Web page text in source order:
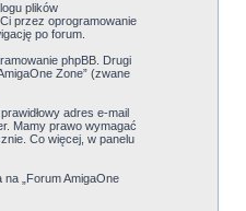
plików
przez oprogramowanie
po forum.
phpBB. Drugi
Zone” (zwane
adres e-mail
Mamy prawo wymagać
Co więcej, w panelu
„Forum AmigaOne